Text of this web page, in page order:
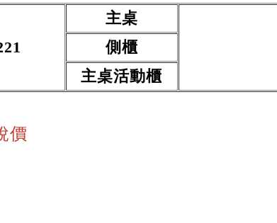
主桌
側 櫃
主桌活動櫃
價